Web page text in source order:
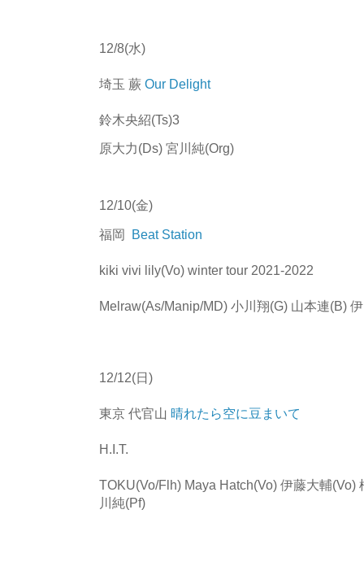
12/8(水)
埼玉 蕨 Our Delight
鈴木央紹(Ts)3
原大力(Ds) 宮川純(Org)
12/10(金)
福岡 Beat Station
kiki vivi lily(Vo) winter tour 2021-2022
Melraw(As/Manip/MD) 小川翔(G) 山本連(B)
12/12(日)
東京 代官山 晴れたら空に豆まいて
H.I.T.
TOKU(Vo/Flh) Maya Hatch(Vo) 伊藤大輔(Vo)
川純(Pf)